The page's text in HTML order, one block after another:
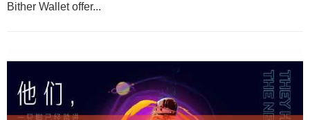
Bither Wallet offer...